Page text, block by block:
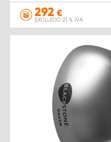
292 €
EXCLUIDO 21 % IVA